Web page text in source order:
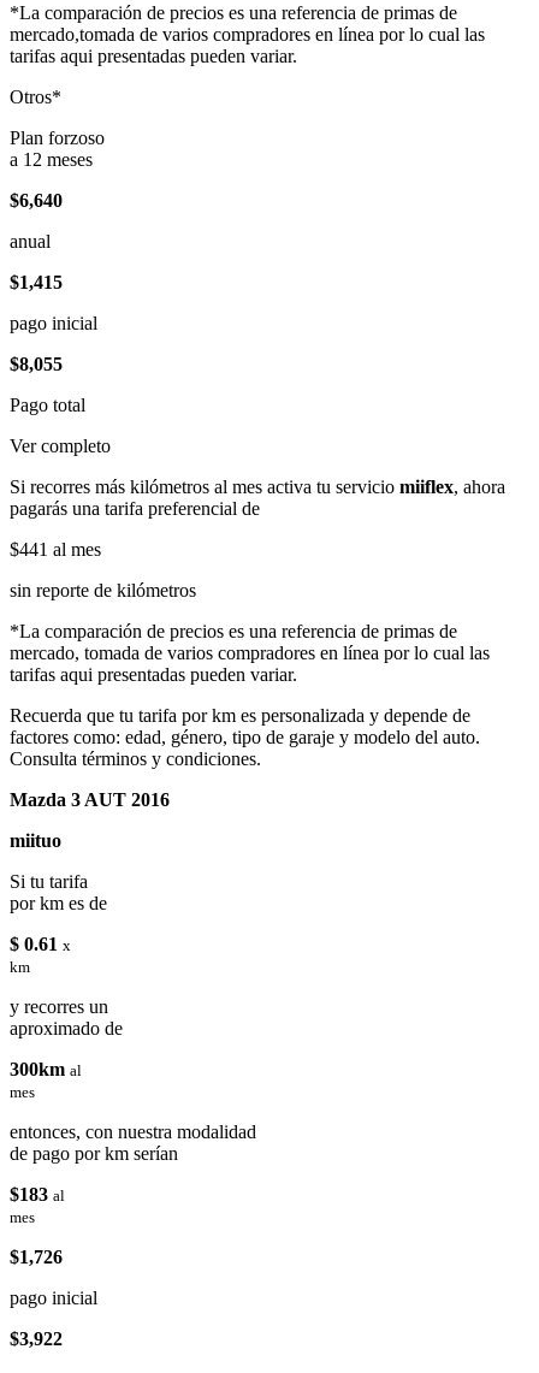
*La comparación de precios es una referencia de primas de
mercado,tomada de varios compradores en línea por lo cual las
tarifas aqui presentadas pueden variar.
Otros*
Plan forzoso
a 12 meses
$6,640
anual
$1,415
pago inicial
$8,055
Pago total
Ver completo
Si recorres más kilómetros al mes activa tu servicio miiflex, ahora
pagarás una tarifa preferencial de
$441 al mes
sin reporte de kilómetros
*La comparación de precios es una referencia de primas de
mercado, tomada de varios compradores en línea por lo cual las
tarifas aqui presentadas pueden variar.
Recuerda que tu tarifa por km es personalizada y depende de
factores como: edad, género, tipo de garaje y modelo del auto.
Consulta términos y condiciones.
Mazda 3 AUT 2016
miituo
Si tu tarifa
por km es de
$ 0.61 x
km
y recorres un
aproximado de
300km al
mes
entonces, con nuestra modalidad
de pago por km serían
$183 al
mes
$1,726
pago inicial
$3,922